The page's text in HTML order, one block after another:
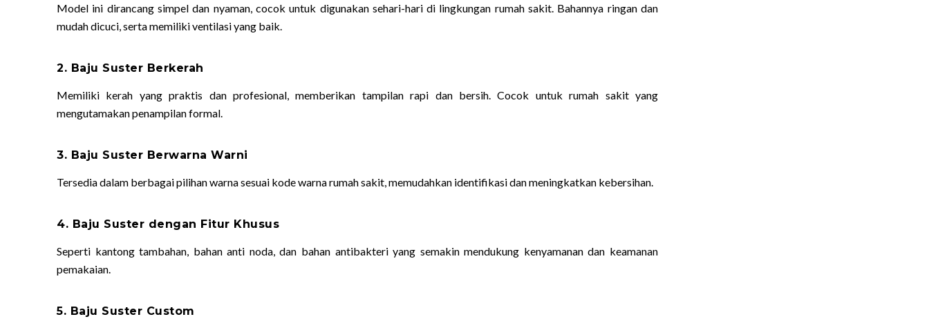
Model ini dirancang simpel dan nyaman, cocok untuk digunakan sehari-hari di lingkungan rumah sakit. Bahannya ringan dan
mudah dicuci, serta memiliki ventilasi yang baik.
2. Baju Suster Berkerah
Memiliki kerah yang praktis dan profesional, memberikan tampilan rapi dan bersih. Cocok untuk rumah sakit yang
mengutamakan penampilan formal.
3. Baju Suster Berwarna Warni
Tersedia dalam berbagai pilihan warna sesuai kode warna rumah sakit, memudahkan identifikasi dan meningkatkan kebersihan.
4. Baju Suster dengan Fitur Khusus
Seperti kantong tambahan, bahan anti noda, dan bahan antibakteri yang semakin mendukung kenyamanan dan keamanan
pemakaian.
5. Baju Suster Custom